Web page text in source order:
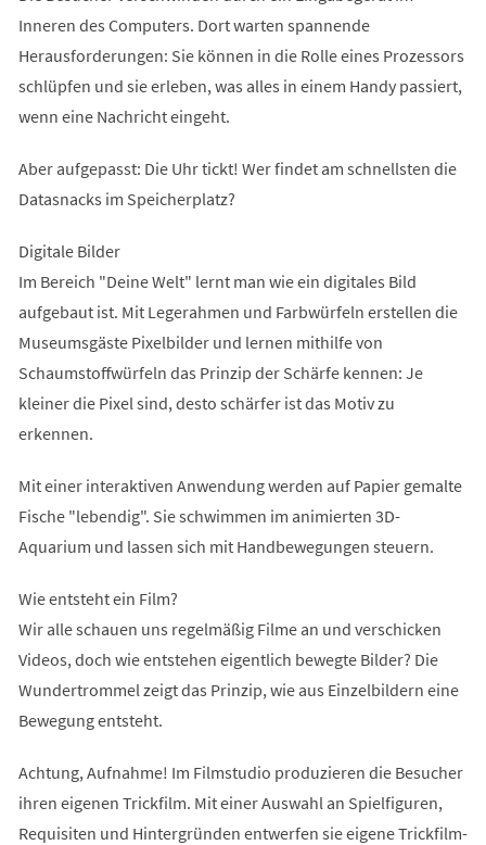
Inneren des Computers. Dort warten spannende
Herausforderungen: Sie können in die Rolle eines Prozessors
schlüpfen und sie erleben, was alles in einem Handy passiert,
wenn eine Nachricht eingeht.
Aber aufgepasst: Die Uhr tickt! Wer findet am schnellsten die
Datasnacks im Speicherplatz?
Digitale Bilder
Im Bereich "Deine Welt" lernt man wie ein digitales Bild
aufgebaut ist. Mit Legerahmen und Farbwürfeln erstellen die
Museumsgäste Pixelbilder und lernen mithilfe von
Schaumstoffwürfeln das Prinzip der Schärfe kennen: Je
kleiner die Pixel sind, desto schärfer ist das Motiv zu
erkennen.
Mit einer interaktiven Anwendung werden auf Papier gemalte
Fische "lebendig". Sie schwimmen im animierten 3D-
Aquarium und lassen sich mit Handbewegungen steuern.
Wie entsteht ein Film?
Wir alle schauen uns regelmäßig Filme an und verschicken
Videos, doch wie entstehen eigentlich bewegte Bilder? Die
Wundertrommel zeigt das Prinzip, wie aus Einzelbildern eine
Bewegung entsteht.
Achtung, Aufnahme! Im Filmstudio produzieren die Besucher
ihren eigenen Trickfilm. Mit einer Auswahl an Spielfiguren,
Requisiten und Hintergründen entwerfen sie eigene Trickfilm-